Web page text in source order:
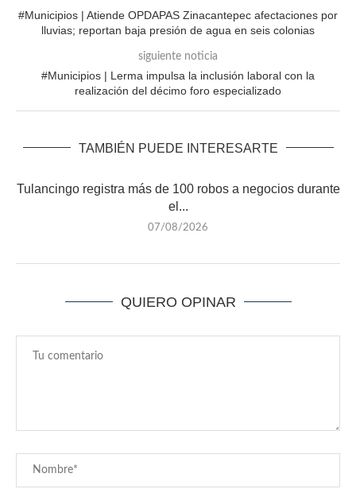
#Municipios | Atiende OPDAPAS Zinacantepec afectaciones por
lluvias; reportan baja presión de agua en seis colonias
siguiente noticia
#Municipios | Lerma impulsa la inclusión laboral con la
realización del décimo foro especializado
TAMBIÉN PUEDE INTERESARTE
Tulancingo registra más de 100 robos a negocios durante
el...
07/08/2026
QUIERO OPINAR